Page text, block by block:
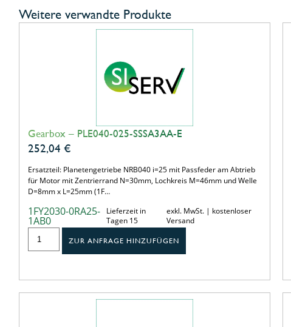
Weitere verwandte Produkte
Gearbox – PLE040-025-SSSA3AA-E
252,04 €
Ersatzteil: Planetengetriebe NRB040 i=25 mit Passfeder am Abtrieb
für Motor mit Zentrierrand N=30mm, Lochkreis M=46mm und Welle
D=8mm x L=25mm (1F…
1FY2030-0RA25-
1AB0
Lieferzeit in
Tagen 15
exkl. MwSt. | kostenloser
Versand
ZUR ANFRAGE HINZUFÜGEN